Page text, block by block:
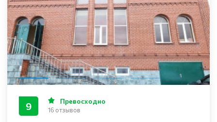
9 Превосходно
16 отзывов